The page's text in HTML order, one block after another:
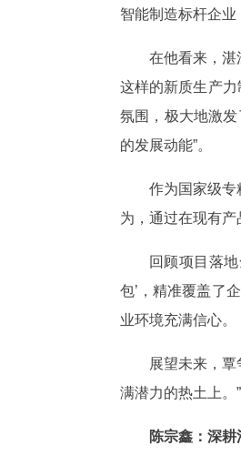
智能制造标杆企业
在他看来，湛
这样的新质生产力
氛围，极大地激
的发展动能”。
作为国家级专
为，通过在现有产
回顾项目落
包’，精准覆盖了
业环境充满信心。
展望未来，
满潜力的热土上。”
陈宗鑫：深